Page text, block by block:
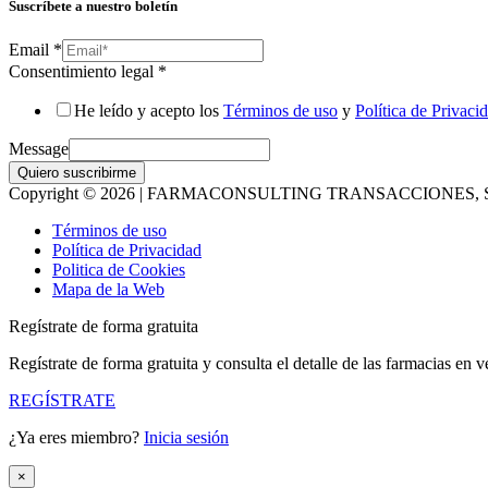
Suscríbete a nuestro boletín
Email *
Consentimiento legal *
He leído y acepto los Términos de uso y Política de
Message
Quiero suscribirme
Copyright © 2026 | FARMACONSULTING TRANSACCIONES,
Términos de uso
Política de Privacidad
Politica de Cookies
Mapa de la Web
Regístrate de forma gratuita
Regístrate de forma gratuita y consulta el detalle de las farmacias en
REGÍSTRATE
¿Ya eres miembro? Inicia sesión
×